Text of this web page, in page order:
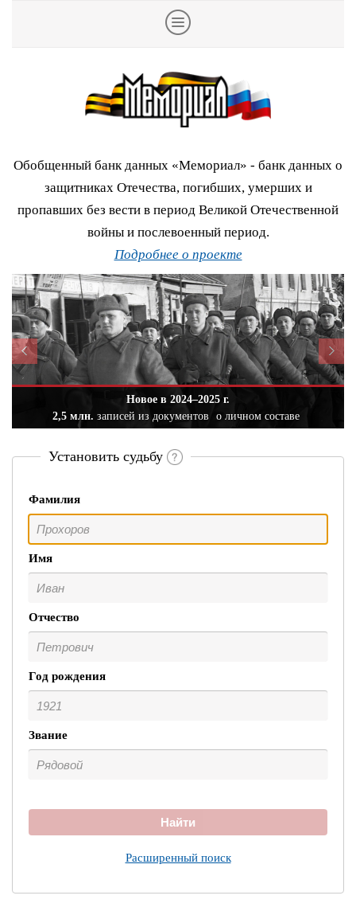
Обобщенный банк данных «Мемориал» - банк данных о
защитниках Отечества, погибших, умерших и
пропавших без вести в период Великой Отечественной
войны и послевоенный период.
Подробнее о проекте
Новое в 2024–2025 г.
2,5 млн. записей из документов о личном составе
Установить судьбу
Фамилия
Имя
Отчество
Год рождения
Звание
Найти
Расширенный поиск